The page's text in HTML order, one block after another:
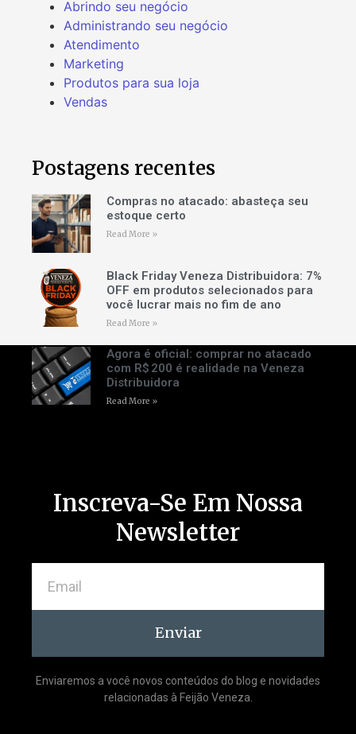
Abrindo seu negócio
Administrando seu negócio
Atendimento
Marketing
Produtos para sua loja
Vendas
Postagens recentes
Compras no atacado: abasteça seu
estoque certo
Read More »
Black Friday Veneza Distribuidora: 7%
OFF em produtos selecionados para
você lucrar mais no fim de ano
Read More »
Agora é oficial: comprar no atacado
com R$ 200 é realidade na Veneza
Distribuidora
Read More »
Inscreva-Se Em Nossa
Newsletter
Enviar
Enviaremos a você novos conteúdos do blog e novidades
relacionadas à Feijão Veneza.